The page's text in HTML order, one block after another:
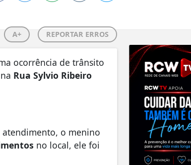
A+ REPORTAR ERROS
ocorrência de trânsito
Rua Sylvio Ribeiro
atendimento, o menino
no local, ele foi